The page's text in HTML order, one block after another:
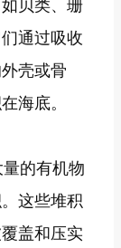
通过吸收
壳或骨
海底。
的有机物
这些堆积
盖和压实